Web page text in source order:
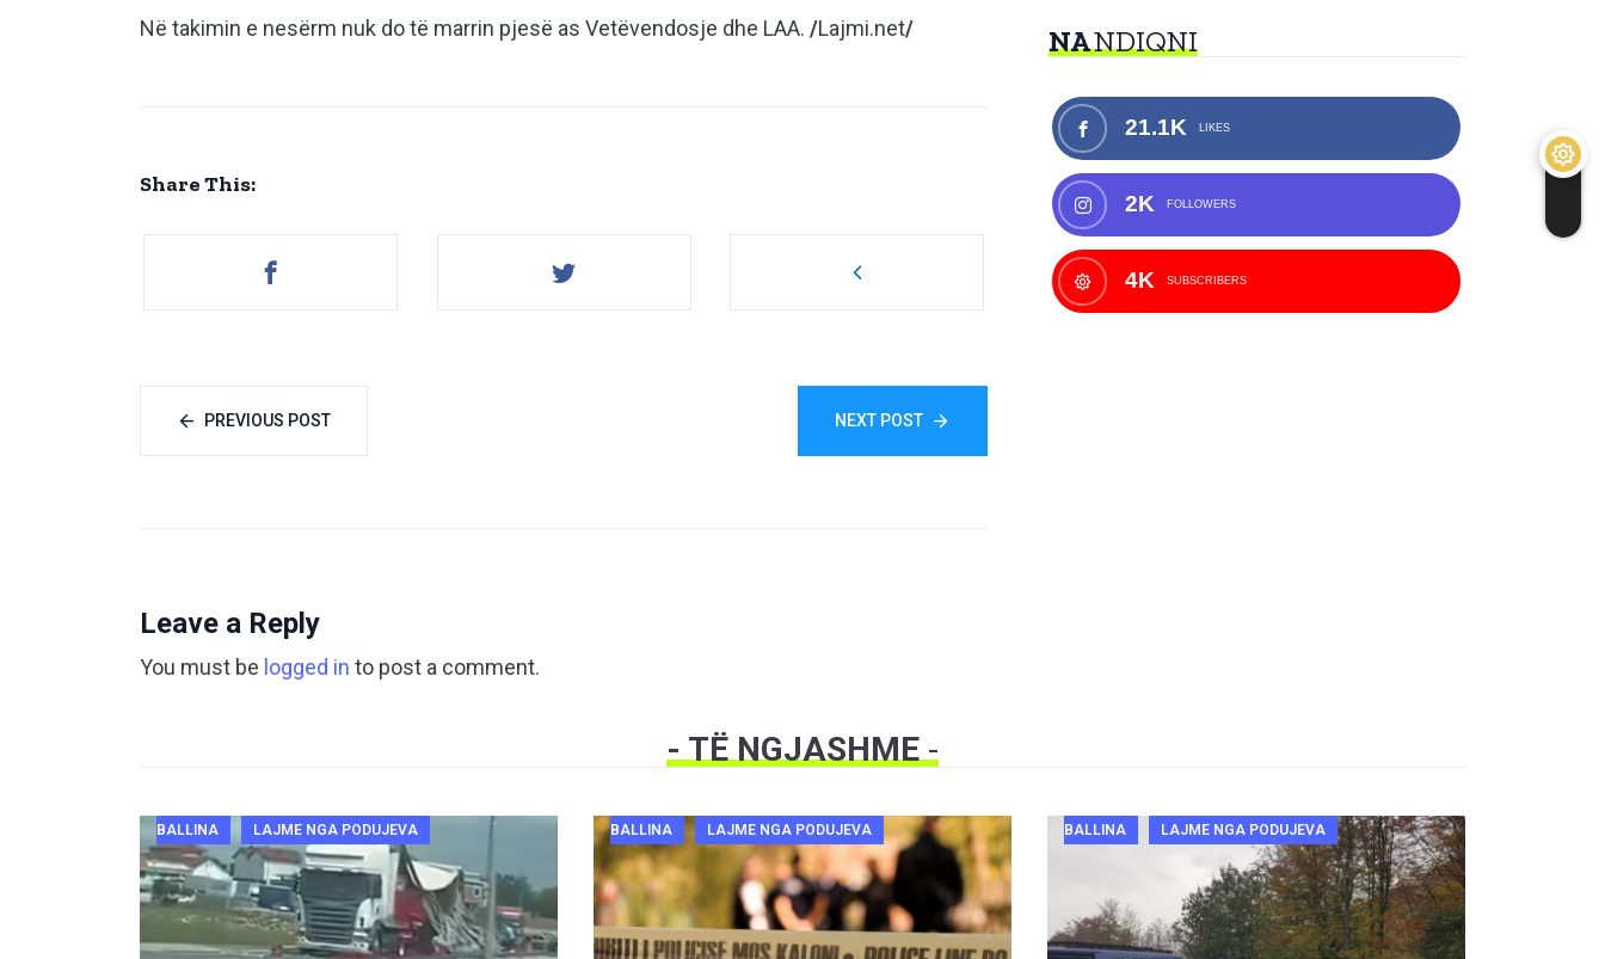
Në takimin e nesërm nuk do të marrin pjesë as Vetëvendosje dhe LAA. /Lajmi.net/
Share This:
PREVIOUS POST NEXT POST
Leave a Reply
You must be logged in to post a comment.
NANDIQNI
21.1K LIKES
2K FOLLOWERS
4K SUBSCRIBERS
- TË NGJASHME-
BALLINA LAJME NGA PODUJEVA BALLINA LAJME NGA PODUJEVA BALLINA LAJME NGA PODUJEVA